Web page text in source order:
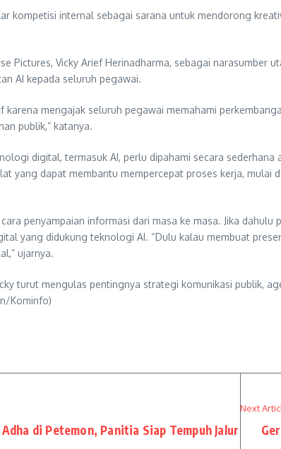
kompetisi internal sebagai sarana untuk mendorong
Pictures, Vicky Arief Herinadharma, sebagai narasumber
AI kepada seluruh pegawai.
karena mengajak seluruh pegawai memahami
publik,” katanya.
digital, termasuk AI, perlu dipahami secara
yang dapat membantu mempercepat proses kerja,
penyampaian informasi dari masa ke masa. Jika
yang didukung teknologi AI. “Dulu kalau membuat
ujarnya.
turut mengulas pentingnya strategi komunikasi publik,
Kominfo)
di Petemon, Panitia Siap Tempuh Jalur
Next